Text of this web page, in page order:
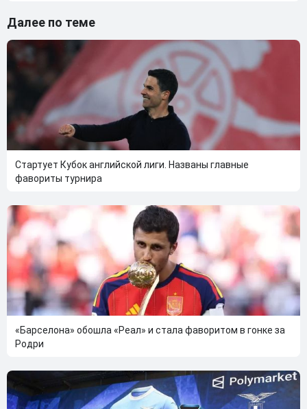
Далее по теме
Стартует Кубок английской лиги. Названы главные
фавориты турнира
«Барселона» обошла «Реал» и стала фаворитом в гонке за
Родри